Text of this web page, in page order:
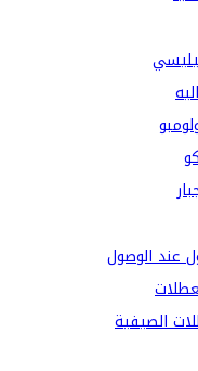
عند الوصول
الصيفية